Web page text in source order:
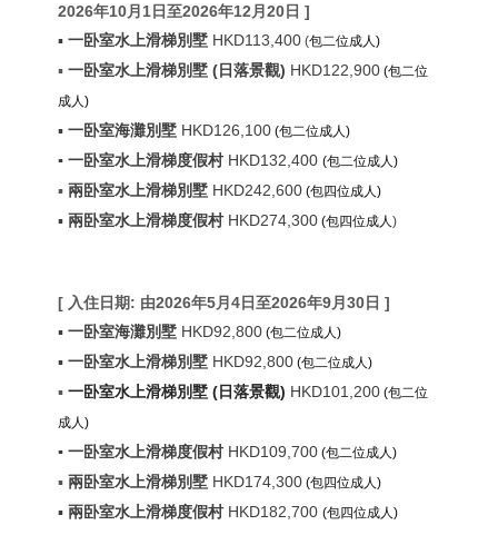
2026年10月1日至2026年12月20日]
▪ 一卧室水上滑梯別墅 HKD113,400 (包二位成人)
▪一卧室水上滑梯別墅 (日落景觀) HKD122,900 (包二位
成人)
▪ 一卧室海灘別墅 HKD126,100 (包二位成人)
▪ 一卧室水上滑梯度假村 HKD132,400(包二位成人)
▪兩卧室水上滑梯別墅 HKD242,600 (包四位成人)
▪ 兩卧室水上滑梯度假村 HKD274,300 (包四位成人)
[ 入住日期: 由2026年5月4日至2026年9月30日]
▪ 一卧室海灘別墅 HKD92,800 (包二位成人)
▪ 一卧室水上滑梯別墅 HKD92,800 (包二位成人)
▪一卧室水上滑梯別墅 (日落景觀) HKD101,200 (包二位
成人)
▪ 一卧室水上滑梯度假村 HKD109,700 (包二位成人)
▪兩卧室水上滑梯別墅 HKD174,300 (包四位成人)
▪ 兩卧室水上滑梯度假村 HKD182,700(包四位成人)